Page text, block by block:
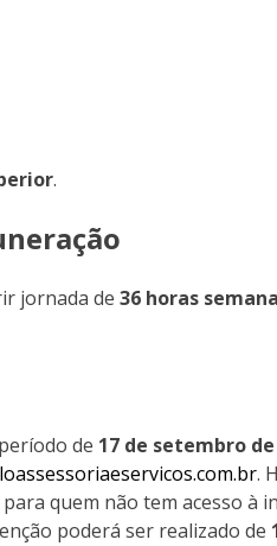
.
jornada de 36 horas
de 17 de setembro de
.
quem não tem acesso à
poderá ser realizado de